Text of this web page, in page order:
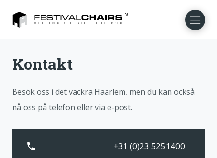
NL
Kontakt
Besök oss i det vackra Haarlem, men du kan också
nå oss på telefon eller via e-post.
+31 (0)23 5251400